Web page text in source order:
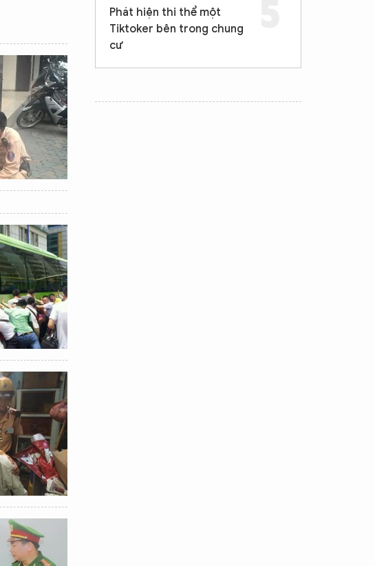
Phát hiện thi thể một
Tiktoker bên trong chung
cư